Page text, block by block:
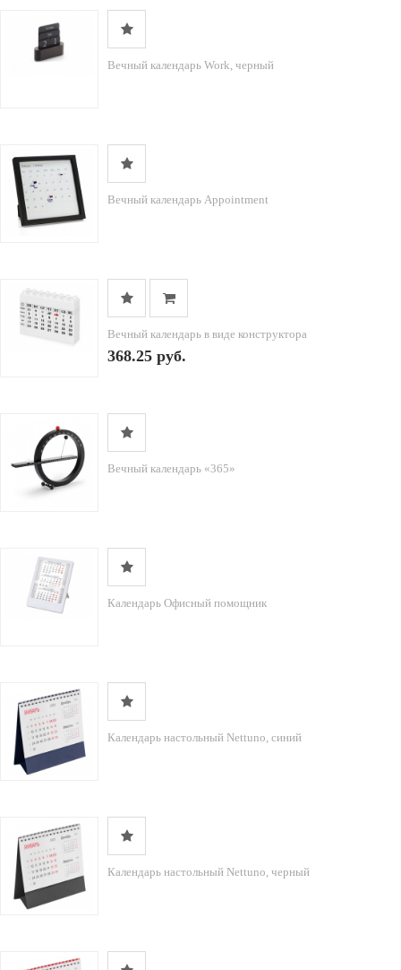
Вечный календарь Work, черный
Вечный календарь Appointment
Вечный календарь в виде конструктора
368.25 руб.
Вечный календарь «365»
Календарь Офисный помощник
Календарь настольный Nettuno, синий
Календарь настольный Nettuno, черный